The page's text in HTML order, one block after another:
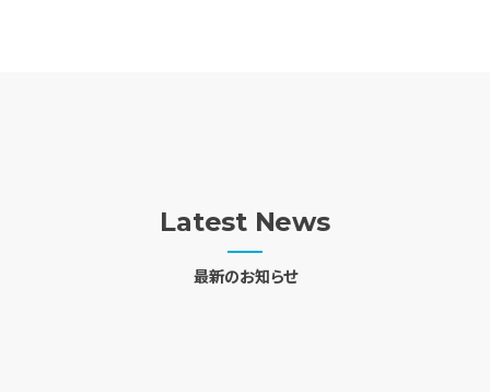
Latest News
最新のお知らせ